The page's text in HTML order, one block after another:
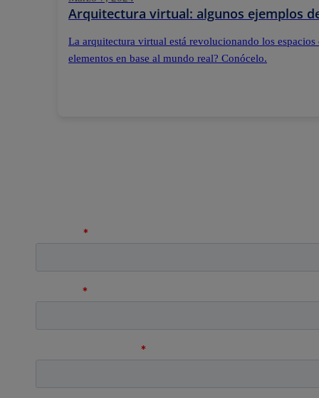
Arquitectura virtual: algunos ejemplos
La arquitectura virtual está revolucionando los
elementos en base al mundo real? Conócelo.